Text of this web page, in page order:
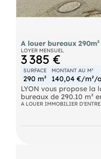
A louer bureaux
LOYER MENSUEL
3 385 €
SURFACE
290 m²
MONTANT AU M²
140,04 €/m²/
LYON vous propose la
bureaux de 290.10 m²
immeuble tertiaire situé
A LOUER IMMOBILIER